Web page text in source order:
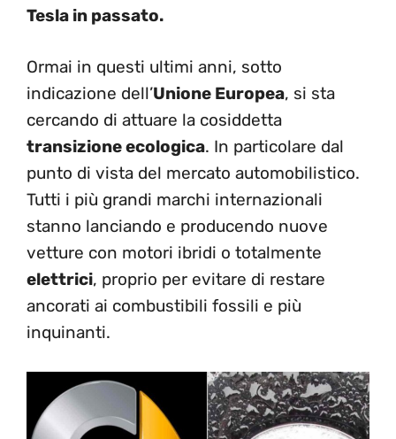
Tesla in passato.
Ormai in questi ultimi anni, sotto
indicazione dell’Unione Europea, si sta
cercando di attuare la cosiddetta
transizione ecologica. In particolare dal
punto di vista del mercato automobilistico.
Tutti i più grandi marchi internazionali
stanno lanciando e producendo nuove
vetture con motori ibridi o totalmente
elettrici, proprio per evitare di restare
ancorati ai combustibili fossili e più
inquinanti.